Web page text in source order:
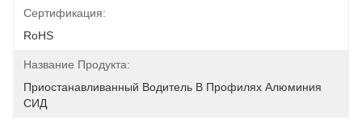
Сертификация:
RoHS
Название Продукта:
Приостанавливанный Водитель В Профилях Алюминия
СИД